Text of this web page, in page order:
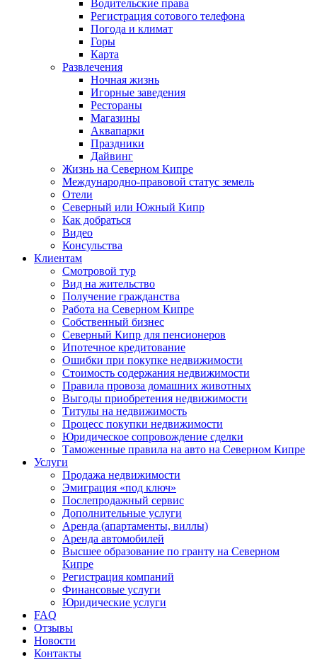
Водительские права
Регистрация сотового телефона
Погода и климат
Горы
Карта
Развлечения
Ночная жизнь
Игорные заведения
Рестораны
Магазины
Аквапарки
Праздники
Дайвинг
Жизнь на Северном Кипре
Международно-правовой статус земель
Отели
Северный или Южный Кипр
Как добраться
Видео
Консульства
Клиентам
Смотровой тур
Вид на жительство
Получение гражданства
Работа на Северном Кипре
Собственный бизнес
Северный Кипр для пенсионеров
Ипотечное кредитование
Ошибки при покупке недвижимости
Стоимость содержания недвижимости
Правила провоза домашних животных
Выгоды приобретения недвижимости
Титулы на недвижимость
Процесс покупки недвижимости
Юридическое сопровождение сделки
Таможенные правила на авто на Северном Кипре
Услуги
Продажа недвижимости
Эмиграция «под ключ»
Послепродажный сервис
Дополнительные услуги
Аренда (апартаменты, виллы)
Аренда автомобилей
Высшее образование по гранту на Северном
Кипре
Регистрация компаний
Финансовые услуги
Юридические услуги
FAQ
Отзывы
Новости
Контакты